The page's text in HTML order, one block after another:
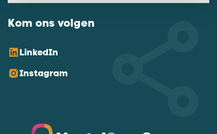
Kom ons volgen
LinkedIn
Instagram